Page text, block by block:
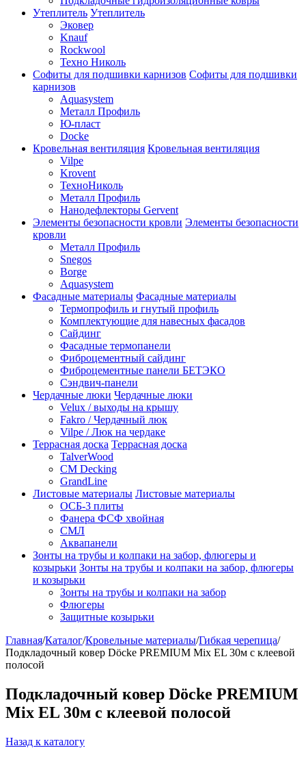
Утеплитель Утеплитель
Эковер
Knauf
Rockwool
Техно Николь
Софиты для подшивки карнизов Софиты для подшивки
карнизов
Aquasystem
Металл Профиль
Ю-пласт
Docke
Кровельная вентиляция Кровельная вентиляция
Vilpe
Krovent
ТехноНиколь
Металл Профиль
Нанодефлекторы Gervent
Элементы безопасности кровли Элементы безопасности
кровли
Металл Профиль
Snegos
Borge
Aquasystem
Фасадные материалы Фасадные материалы
Термопрофиль и гнутый профиль
Комплектующие для навесных фасадов
Сайдинг
Фасадные термопанели
Фиброцементный сайдинг
Фиброцементные панели БЕТЭКО
Сэндвич-панели
Чердачные люки Чердачные люки
Velux / выходы на крышу
Fakro / Чердачный люк
Vilpe / Люк на чердаке
Террасная доска Террасная доска
TalverWood
CM Decking
GrandLine
Листовые материалы Листовые материалы
ОСБ-3 плиты
Фанера ФСФ хвойная
СМЛ
Аквапанели
Зонты на трубы и колпаки на забор, флюгеры и
козырьки Зонты на трубы и колпаки на забор, флюгеры
и козырьки
Зонты на трубы и колпаки на забор
Флюгеры
Защитные козырьки
Главная/Каталог/Кровельные материалы/Гибкая черепица/
Подкладочный ковер Dӧcke PREMIUM Mix EL 30м с клеевой
полосой
Подкладочный ковер Dӧcke PREMIUM
Mix EL 30м с клеевой полосой
Назад к каталогу